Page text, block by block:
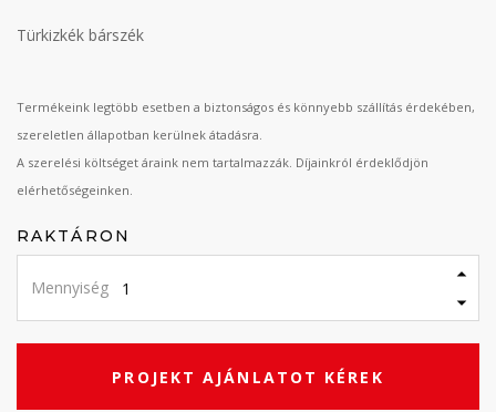
Türkizkék bárszék
Termékeink legtöbb esetben a biztonságos és könnyebb szállítás érdekében,
szereletlen állapotban kerülnek átadásra.
A szerelési költséget áraink nem tartalmazzák. Díjainkról érdeklődjön
elérhetőségeinken.
RAKTÁRON
Mennyiség
PROJEKT AJÁNLATOT KÉREK